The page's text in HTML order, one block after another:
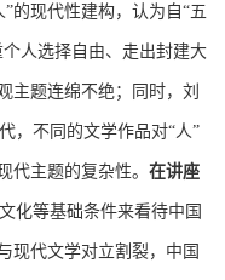
的现代性建构，认为自“五
人选择自由、走出封建大
主题连绵不绝；同时，刘
，不同的文学作品对“人”
代主题的复杂性。 在讲座
化等基础条件来看待中国
现代文学对立割裂，中国